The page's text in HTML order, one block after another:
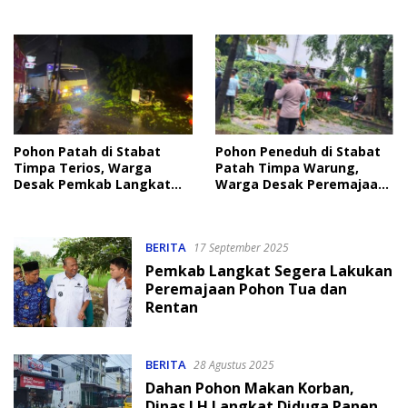
Pohon Patah di Stabat
Timpa Terios, Warga
Desak Pemkab Langkat
Pohon Peneduh di Stabat
Patah Timpa Warung,
Warga Desak Peremajaan
BERITA 17 September 2025
Pemkab Langkat Segera Lakukan
Peremajaan Pohon Tua dan
Rentan
BERITA 28 Agustus 2025
Dahan Pohon Makan Korban,